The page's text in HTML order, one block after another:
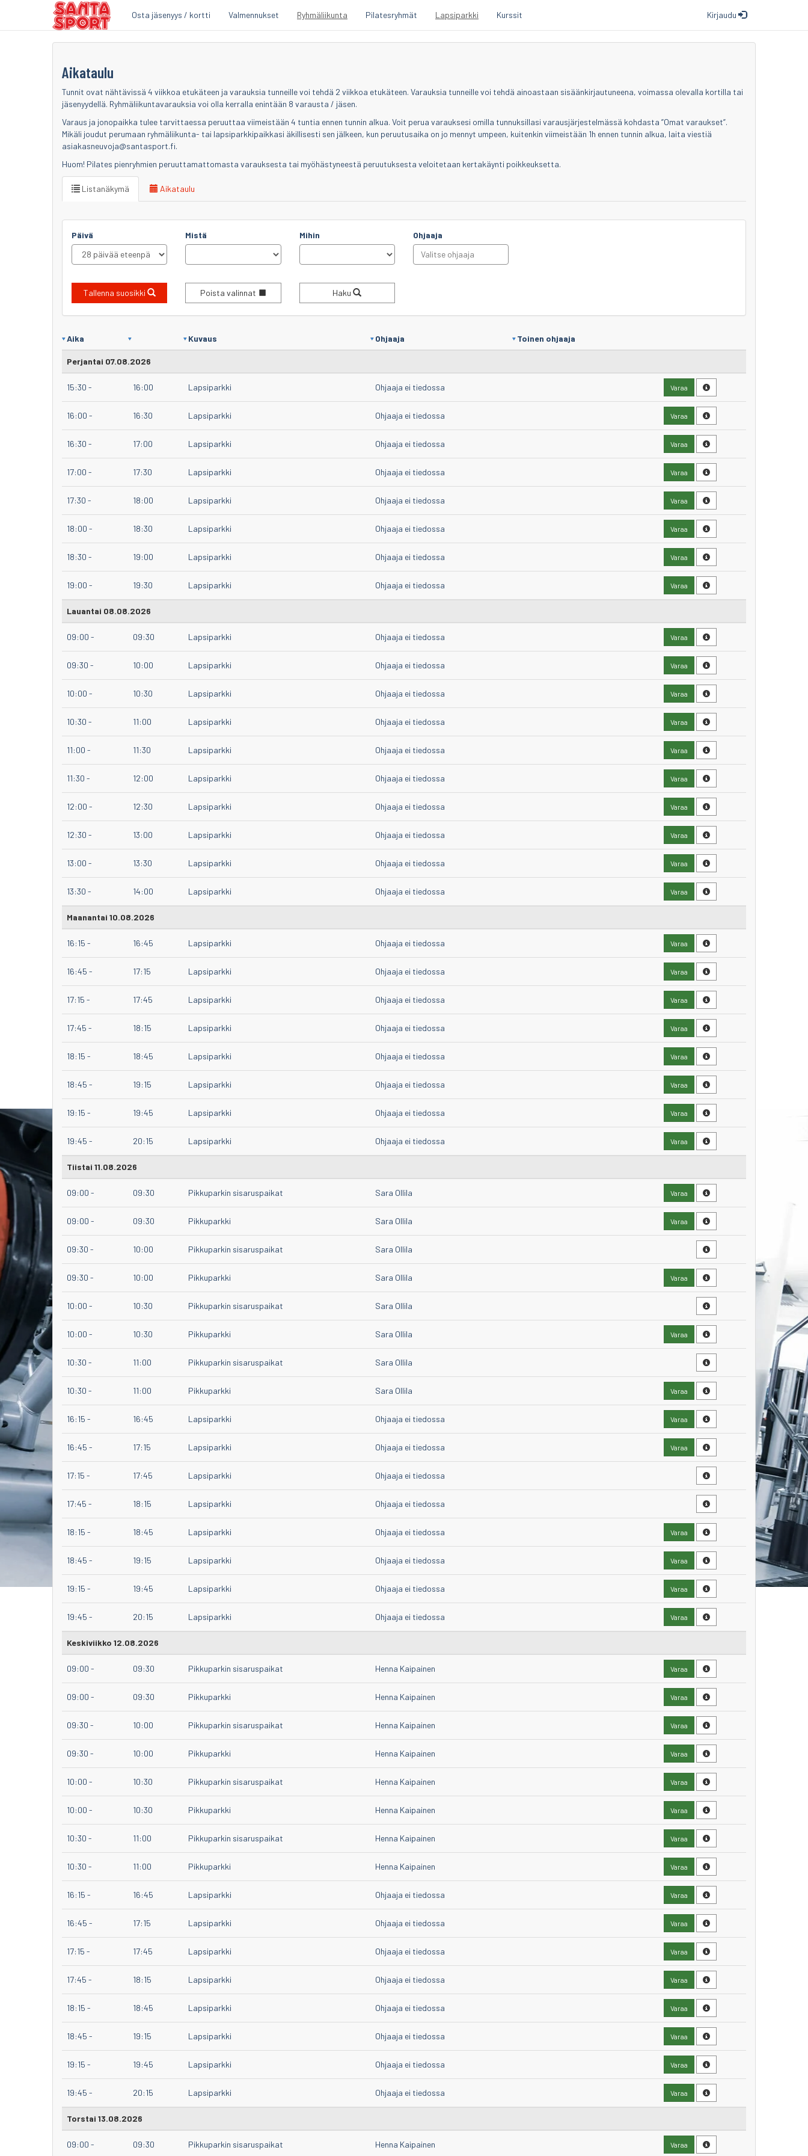
Osta jäsenyys / kortti Valmennukset Ryhmäliikunta Pilatesryhmät Lapsiparkki Kurssit Kirjaudu
Aikataulu
Tunnit ovat nähtävissä 4 viikkoa etukäteen ja varauksia tunneille voi tehdä 2 viikkoa etukäteen. Varauksia tunneille voi tehdä ainoastaan sisäänkirjautuneena, voimassa olevalla kortilla tai
jäsenyydellä. Ryhmäliikuntavarauksia voi olla kerralla enintään 8 varausta / jäsen.
Varaus ja jonopaikka tulee tarvittaessa peruuttaa viimeistään 4 tuntia ennen tunnin alkua. Voit perua varauksesi omilla tunnuksillasi varausjärjestelmässä kohdasta ”Omat varaukset”.
Mikäli joudut perumaan ryhmäliikunta- tai lapsiparkkipaikkasi äkillisesti sen jälkeen, kun peruutusaika on jo mennyt umpeen, kuitenkin viimeistään 1h ennen tunnin alkua, laita viestiä
asiakasneuvoja@santasport.fi.
Huom! Pilates pienryhmien peruuttamattomasta varauksesta tai myöhästyneestä peruutuksesta veloitetaan kertakäynti poikkeuksetta.
Listanäkymä Aikataulu
Päivä Mistä Mihin Ohjaaja
Tallenna suosikki Poista valinnat Haku
Aika Kuvaus Ohjaaja Toinen ohjaaja
Perjantai 07.08.2026
15:30 - 16:00 Lapsiparkki Ohjaaja ei tiedossa Varaa
16:00 - 16:30 Lapsiparkki Ohjaaja ei tiedossa Varaa
16:30 - 17:00 Lapsiparkki Ohjaaja ei tiedossa Varaa
17:00 - 17:30 Lapsiparkki Ohjaaja ei tiedossa Varaa
17:30 - 18:00 Lapsiparkki Ohjaaja ei tiedossa Varaa
18:00 - 18:30 Lapsiparkki Ohjaaja ei tiedossa Varaa
18:30 - 19:00 Lapsiparkki Ohjaaja ei tiedossa Varaa
19:00 - 19:30 Lapsiparkki Ohjaaja ei tiedossa Varaa
Lauantai 08.08.2026
09:00 - 09:30 Lapsiparkki Ohjaaja ei tiedossa Varaa
09:30 - 10:00 Lapsiparkki Ohjaaja ei tiedossa Varaa
10:00 - 10:30 Lapsiparkki Ohjaaja ei tiedossa Varaa
10:30 - 11:00 Lapsiparkki Ohjaaja ei tiedossa Varaa
11:00 - 11:30 Lapsiparkki Ohjaaja ei tiedossa Varaa
11:30 - 12:00 Lapsiparkki Ohjaaja ei tiedossa Varaa
12:00 - 12:30 Lapsiparkki Ohjaaja ei tiedossa Varaa
12:30 - 13:00 Lapsiparkki Ohjaaja ei tiedossa Varaa
13:00 - 13:30 Lapsiparkki Ohjaaja ei tiedossa Varaa
13:30 - 14:00 Lapsiparkki Ohjaaja ei tiedossa Varaa
Maanantai 10.08.2026
16:15 - 16:45 Lapsiparkki Ohjaaja ei tiedossa Varaa
16:45 - 17:15 Lapsiparkki Ohjaaja ei tiedossa Varaa
17:15 - 17:45 Lapsiparkki Ohjaaja ei tiedossa Varaa
17:45 - 18:15 Lapsiparkki Ohjaaja ei tiedossa Varaa
18:15 - 18:45 Lapsiparkki Ohjaaja ei tiedossa Varaa
18:45 - 19:15 Lapsiparkki Ohjaaja ei tiedossa Varaa
19:15 - 19:45 Lapsiparkki Ohjaaja ei tiedossa Varaa
19:45 - 20:15 Lapsiparkki Ohjaaja ei tiedossa Varaa
Tiistai 11.08.2026
09:00 - 09:30 Pikkuparkin sisaruspaikat Sara Ollila Varaa
09:00 - 09:30 Pikkuparkki Sara Ollila Varaa
09:30 - 10:00 Pikkuparkin sisaruspaikat Sara Ollila
09:30 - 10:00 Pikkuparkki Sara Ollila Varaa
10:00 - 10:30 Pikkuparkin sisaruspaikat Sara Ollila
10:00 - 10:30 Pikkuparkki Sara Ollila Varaa
10:30 - 11:00 Pikkuparkin sisaruspaikat Sara Ollila
10:30 - 11:00 Pikkuparkki Sara Ollila Varaa
16:15 - 16:45 Lapsiparkki Ohjaaja ei tiedossa Varaa
16:45 - 17:15 Lapsiparkki Ohjaaja ei tiedossa Varaa
17:15 - 17:45 Lapsiparkki Ohjaaja ei tiedossa
17:45 - 18:15 Lapsiparkki Ohjaaja ei tiedossa
18:15 - 18:45 Lapsiparkki Ohjaaja ei tiedossa Varaa
18:45 - 19:15 Lapsiparkki Ohjaaja ei tiedossa Varaa
19:15 - 19:45 Lapsiparkki Ohjaaja ei tiedossa Varaa
19:45 - 20:15 Lapsiparkki Ohjaaja ei tiedossa Varaa
Keskiviikko 12.08.2026
09:00 - 09:30 Pikkuparkin sisaruspaikat Henna Kaipainen Varaa
09:00 - 09:30 Pikkuparkki Henna Kaipainen Varaa
09:30 - 10:00 Pikkuparkin sisaruspaikat Henna Kaipainen Varaa
09:30 - 10:00 Pikkuparkki Henna Kaipainen Varaa
10:00 - 10:30 Pikkuparkin sisaruspaikat Henna Kaipainen Varaa
10:00 - 10:30 Pikkuparkki Henna Kaipainen Varaa
10:30 - 11:00 Pikkuparkin sisaruspaikat Henna Kaipainen Varaa
10:30 - 11:00 Pikkuparkki Henna Kaipainen Varaa
16:15 - 16:45 Lapsiparkki Ohjaaja ei tiedossa Varaa
16:45 - 17:15 Lapsiparkki Ohjaaja ei tiedossa Varaa
17:15 - 17:45 Lapsiparkki Ohjaaja ei tiedossa Varaa
17:45 - 18:15 Lapsiparkki Ohjaaja ei tiedossa Varaa
18:15 - 18:45 Lapsiparkki Ohjaaja ei tiedossa Varaa
18:45 - 19:15 Lapsiparkki Ohjaaja ei tiedossa Varaa
19:15 - 19:45 Lapsiparkki Ohjaaja ei tiedossa Varaa
19:45 - 20:15 Lapsiparkki Ohjaaja ei tiedossa Varaa
Torstai 13.08.2026
09:00 - 09:30 Pikkuparkin sisaruspaikat Henna Kaipainen Varaa